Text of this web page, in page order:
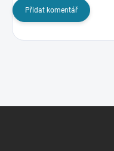
Přidat komentář